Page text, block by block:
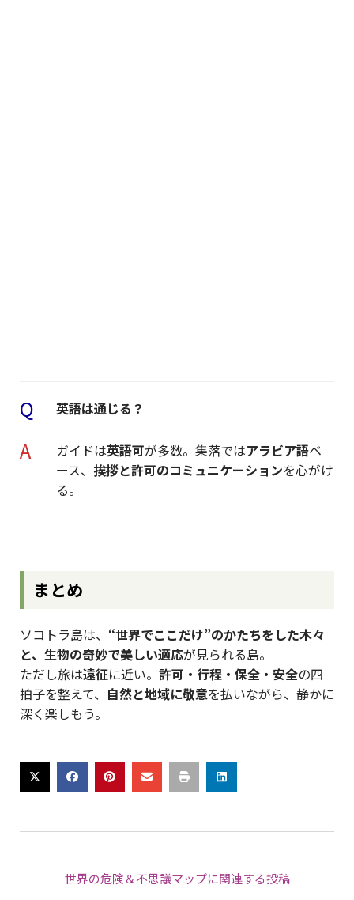
Q 英語は通じる？
A ガイドは英語可が多数。集落ではアラビア語ベ
ース、挨拶と許可のコミュニケーションを心がけ
る。
まとめ
ソコトラ島は、 “世界でここだけ”のかたちをした木々
と、生物の奇妙で美しい適応が見られる島。
ただし旅は遠征に近い。 許可・行程・保全・安全の四
拍子を整えて、 自然と地域に敬意を払いながら、静かに
深く楽しもう。
世界の危険＆不思議マップに関連する投稿